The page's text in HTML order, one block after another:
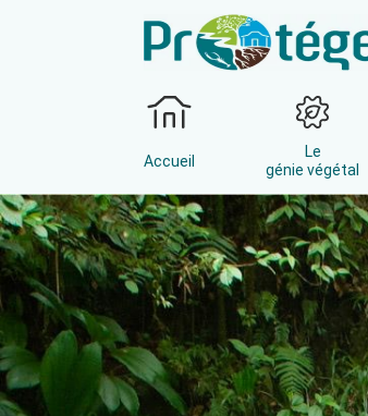
Accueil
Le
génie végétal